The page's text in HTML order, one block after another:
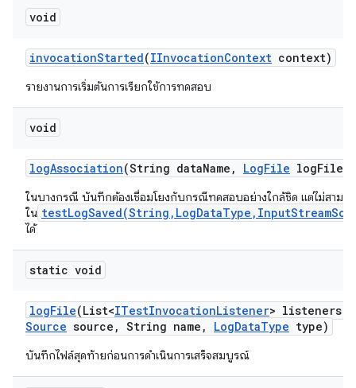
void
invocationStarted(IInvocationContext context)
รายงานการเริ่มต้นการเรียกใช้การทดสอบ
void
logAssociation(String dataName , LogFile logFile)
ในบางกรณี บันทึกต้องเชื่อมโยงกับกรณีทดสอบอย่างใกล้ชิด แต่ไม่สามาร
ใน
ได้
static void
logFile(List<ITestInvocationListener> listeners
Source source , String name , LogDataType type)
บันทึกไฟล์สุดท้ายก่อนการดำเนินการเสร็จสมบูรณ์